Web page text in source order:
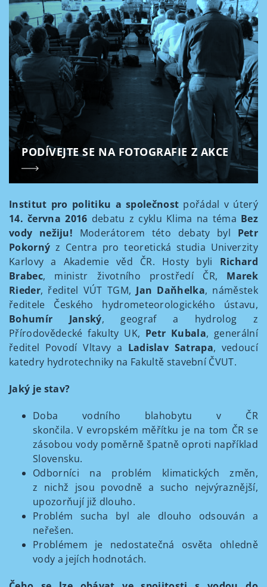
PODÍVEJTE SE NA FOTOGRAFIE Z AKCE
Institut pro politiku a společnost pořádal v úterý
14. června 2016 debatu z cyklu Klima na téma Bez
vody nežiju! Moderátorem této debaty byl Petr
Pokorný z Centra pro teoretická studia Univerzity
Karlovy a Akademie věd ČR. Hosty byli Richard
Brabec, ministr životního prostředí ČR, Marek
Rieder, ředitel VÚT TGM, Jan Daňhelka, náměstek
ředitele Českého hydrometeorologického ústavu,
Bohumír Janský, geograf a hydrolog z
Přírodovědecké fakulty UK, Petr Kubala, generální
ředitel Povodí Vltavy a Ladislav Satrapa, vedoucí
katedry hydrotechniky na Fakultě stavební ČVUT.
Jaký je stav?
Doba vodního blahobytu v ČR
skončila. V evropském měřítku je na tom ČR se
zásobou vody poměrně špatně oproti například
Slovensku.
Odborníci na problém klimatických změn,
z nichž jsou povodně a sucho nejvýraznější,
upozorňují již dlouho.
Problém sucha byl ale dlouho odsouván a
neřešen.
Problémem je nedostatečná osvěta ohledně
vody a jejích hodnotách.